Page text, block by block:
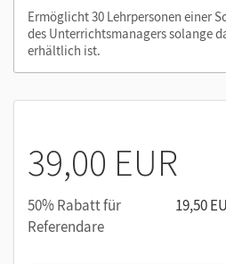
Ermöglicht 30 Lehrpersonen einer
des Unterrichtsmanagers solange
erhältlich ist.
39,00 EUR
50% Rabatt für
Referendare
19,50